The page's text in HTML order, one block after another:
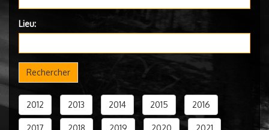
Lieu:
Rechercher
2012 2013 2014 2015 2016
2017 2018 2019 2020 2021